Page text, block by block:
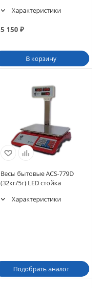
Характеристики
5 150₽
В корзину
Весы бытовые ACS-779D
(32кг/5г) LED стойка
Характеристики
Подобрать аналог